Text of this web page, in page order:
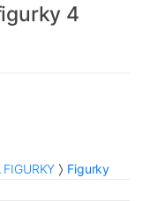
4
FIGURKY
Figurky